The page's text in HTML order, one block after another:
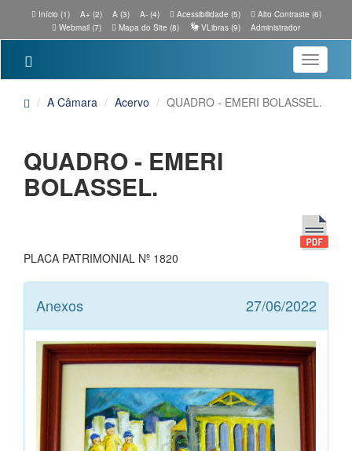
Início (1) A+ (2) A (3) A- (4) Acessibilidade (5)
Alto Contraste (6)
Webmail (7)
Mapa do Site (8) VLibras (9) Administrador
Toggle
A Câmara Acervo QUADRO - EMERI BOLASSEL.
QUADRO - EMERI
BOLASSEL.
PLACA PATRIMONIAL Nº 1820
Anexos 27/06/2022